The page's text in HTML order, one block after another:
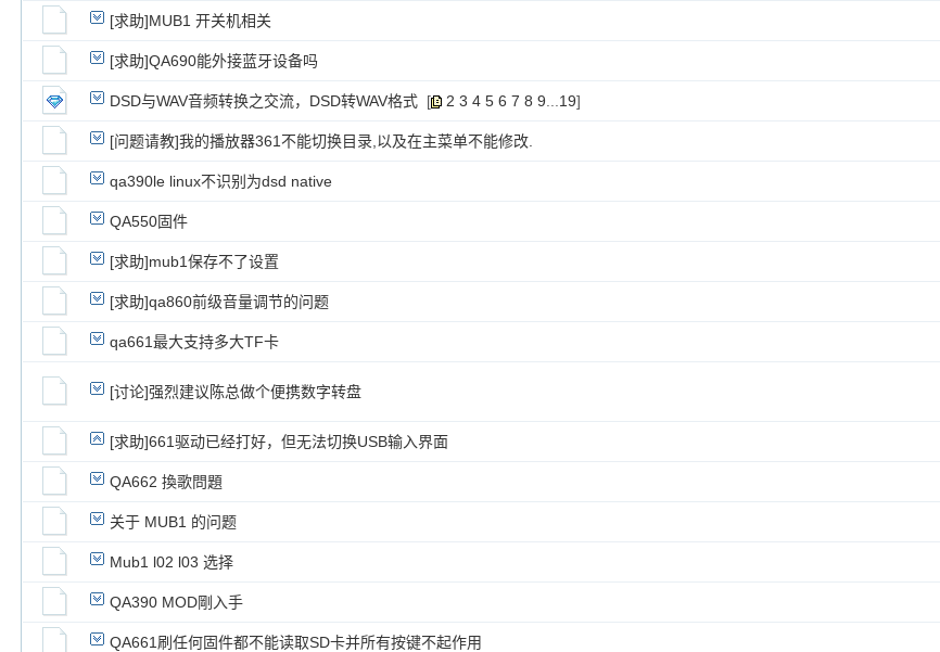
[求助]MUB1 开关机相关
[求助]QA690能外接蓝牙设备吗
DSD与WAV音频转换之交流，DSD转WAV格式 [ 2 3 4 5 6 7 8 9 19]
[问题请教]我的播放器361不能切换目录,以及在主菜单不能修改.
qa390le linux不识别为dsd native
QA550固件
[求助]mub1保存不了设置
[求助]qa860前级音量调节的问题
qa661最大支持多大TF卡
[讨论]强烈建议陈总做个便携数字转盘
[求助]661驱动已经打好，但无法切换USB输入界面
QA662 換歌問題
关于 MUB1 的问题
Mub1 l02 l03 选择
QA390 MOD剛入手
QA661刷任何固件都不能读取SD卡并所有按键不起作用